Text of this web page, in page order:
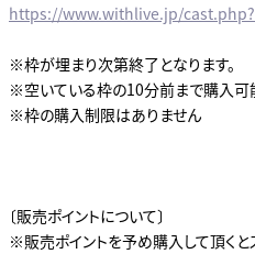
https://www.withlive.jp/
※枠が埋まり次第終了となります。
※空いている枠の10分前まで購入可
※枠の購入制限はありません
〔販売ポイントについて〕
※販売ポイントを予め購入して頂くと